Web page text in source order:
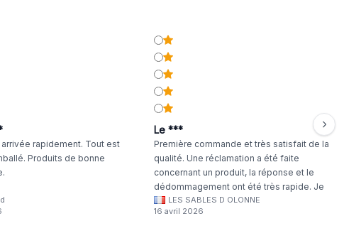
rapidement. Tout est
Produits de bonne
Le ***
Première commande et très satisfait de la
qualité. Une réclamation a été faite
concernant un produit, la réponse et le
dédommagement ont été très rapide. Je
continuerai à commander chez WA Artisan
!
LES SABLES D OLONNE
16 avril 2026